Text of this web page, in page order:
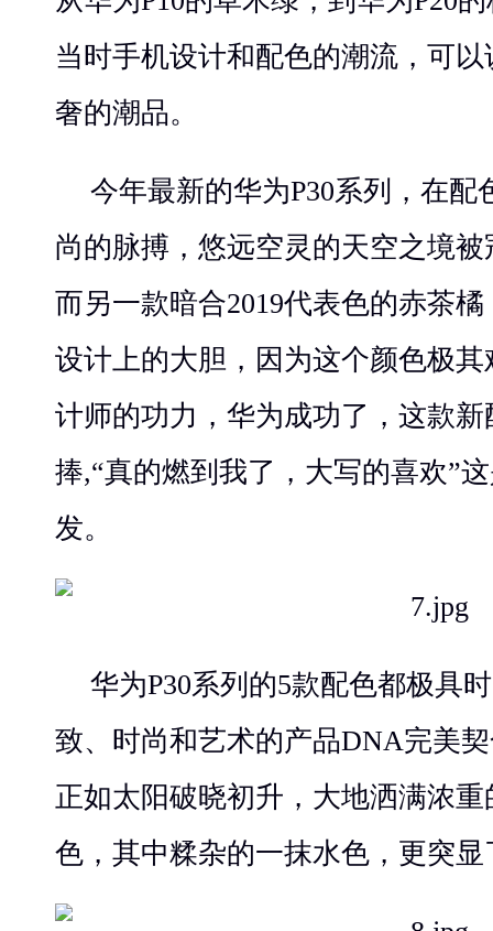
当时手机设计和配色的潮流，可
奢的潮品。
今年最新的华为P30系列，在配
尚的脉搏，悠远空灵的天空之境
而另一款暗合2019代表色的赤茶
设计上的大胆，因为这个颜色极
计师的功力，华为成功了，这款
捧,“真的燃到我了，大写的喜欢”
发。
华为P30系列的5款配色都极具
致、时尚和艺术的产品DNA完美
正如太阳破晓初升，大地洒满浓
色，其中糅杂的一抹水色，更突